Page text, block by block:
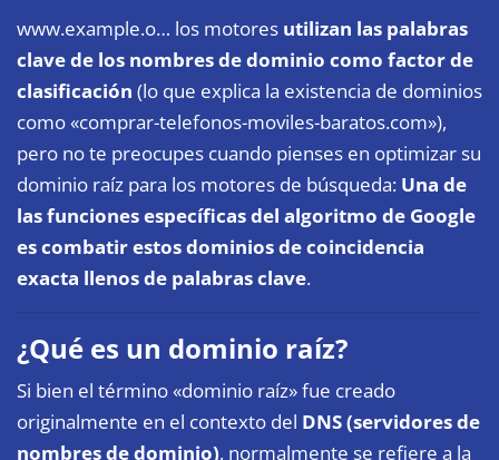
www.example.o… los motores utilizan las palabras
clave de los nombres de dominio como factor de
clasificación (lo que explica la existencia de dominios
como «comprar-telefonos-moviles-baratos.com»),
pero no te preocupes cuando pienses en optimizar su
dominio raíz para los motores de búsqueda: Una de
las funciones específicas del algoritmo de Google
es combatir estos dominios de coincidencia
exacta llenos de palabras clave.
¿Qué es un dominio raíz?
Si bien el término «dominio raíz» fue creado
originalmente en el contexto del DNS (servidores de
nombres de dominio), normalmente se refiere a la